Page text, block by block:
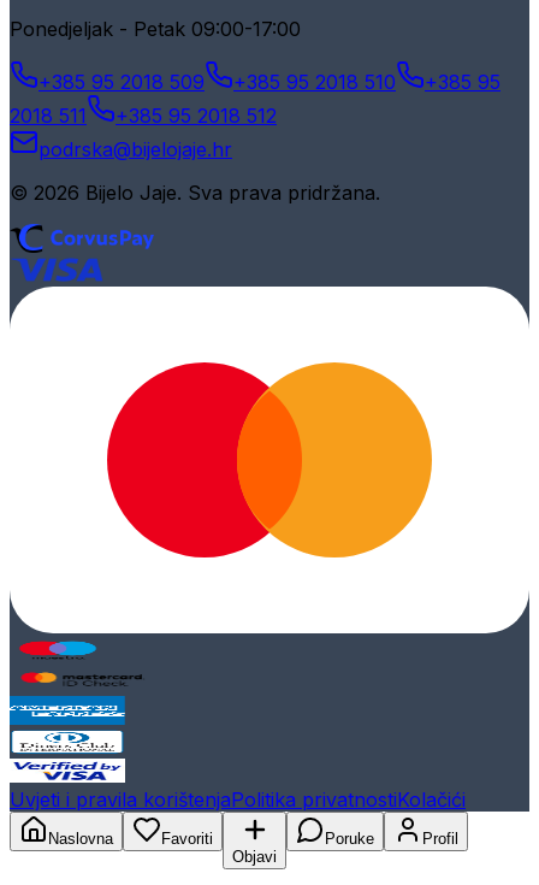
Ponedjeljak - Petak 09:00-17:00
+385 95 2018 509 +385 95 2018 510
+385 95
2018 511
+385 95 2018 512
podrska@bijelojaje.hr
© 2026 Bijelo Jaje. Sva prava pridržana.
Uvjeti i pravila korištenjaPolitika privatnostiKolačići
Naslovna
Favoriti
Objavi
Poruke Profil